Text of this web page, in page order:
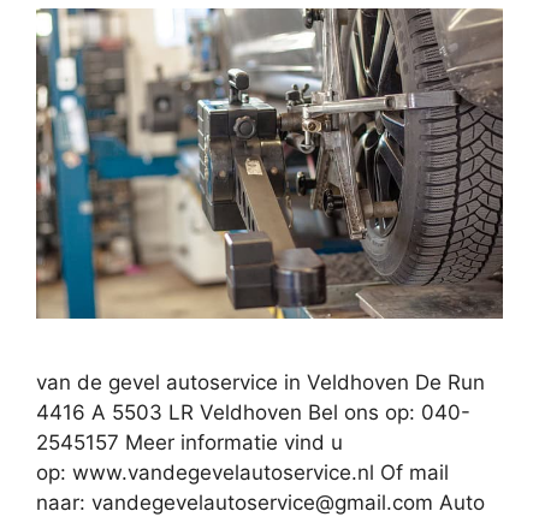
van de gevel autoservice in Veldhoven De Run
4416 A 5503 LR Veldhoven Bel ons op: 040-
2545157 Meer informatie vind u
op: www.vandegevelautoservice.nl Of mail
naar: vandegevelautoservice@gmail.com Auto